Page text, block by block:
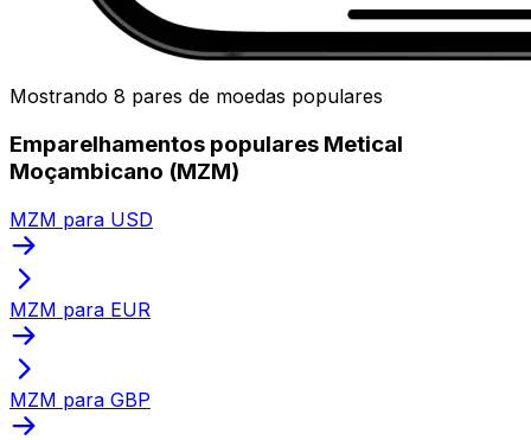
Mostrando 8 pares de moedas populares
Emparelhamentos populares Metical
Moçambicano (MZM)
MZM para USD
MZM para EUR
MZM para GBP